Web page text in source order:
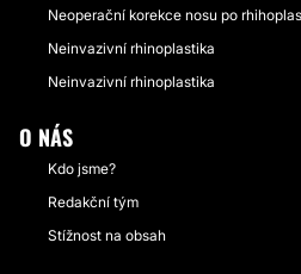
Neoperační korekce nosu po
Neinvazivní rhinoplastika
Neinvazivní rhinoplastika
O NÁS
Kdo jsme?
Redakční tým
Stížnost na obsah